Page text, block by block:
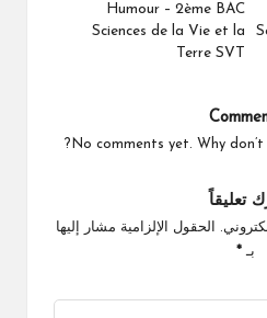
Humour – 2ème BAC
Sciences de la Vie et la
Terre SVT
No comments yet. Why
تعليقاً
الحقول الإلزامية مشار إليها
بـ*